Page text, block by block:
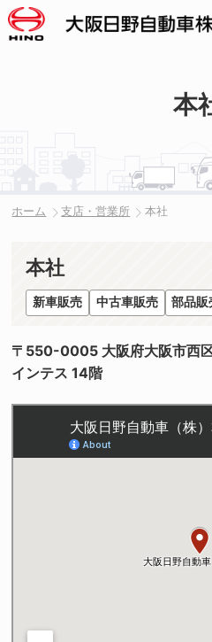
本
ホーム 支店・営業所 本社
本社
新車販売 中古車販売 部品販
〒550-0005 大阪府大阪市西
インテス 14階